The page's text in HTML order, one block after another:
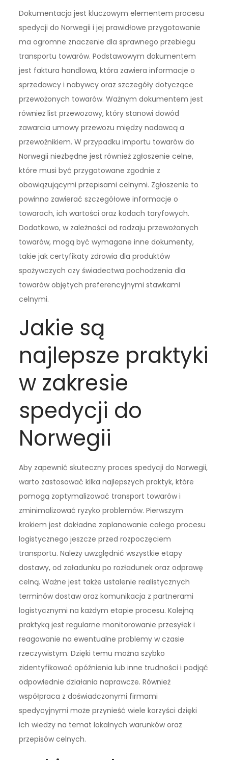
Dokumentacja jest kluczowym elementem procesu
spedycji do Norwegii i jej prawidłowe przygotowanie
ma ogromne znaczenie dla sprawnego przebiegu
transportu towarów. Podstawowym dokumentem
jest faktura handlowa, która zawiera informacje o
sprzedawcy i nabywcy oraz szczegóły dotyczące
przewożonych towarów. Ważnym dokumentem jest
również list przewozowy, który stanowi dowód
zawarcia umowy przewozu między nadawcą a
przewoźnikiem. W przypadku importu towarów do
Norwegii niezbędne jest również zgłoszenie celne,
które musi być przygotowane zgodnie z
obowiązującymi przepisami celnymi. Zgłoszenie to
powinno zawierać szczegółowe informacje o
towarach, ich wartości oraz kodach taryfowych.
Dodatkowo, w zależności od rodzaju przewożonych
towarów, mogą być wymagane inne dokumenty,
takie jak certyfikaty zdrowia dla produktów
spożywczych czy świadectwa pochodzenia dla
towarów objętych preferencyjnymi stawkami
celnymi.
Jakie są
najlepsze praktyki
w zakresie
spedycji do
Norwegii
Aby zapewnić skuteczny proces spedycji do Norwegii,
warto zastosować kilka najlepszych praktyk, które
pomogą zoptymalizować transport towarów i
zminimalizować ryzyko problemów. Pierwszym
krokiem jest dokładne zaplanowanie całego procesu
logistycznego jeszcze przed rozpoczęciem
transportu. Należy uwzględnić wszystkie etapy
dostawy, od załadunku po rozładunek oraz odprawę
celną. Ważne jest także ustalenie realistycznych
terminów dostaw oraz komunikacja z partnerami
logistycznymi na każdym etapie procesu. Kolejną
praktyką jest regularne monitorowanie przesyłek i
reagowanie na ewentualne problemy w czasie
rzeczywistym. Dzięki temu można szybko
zidentyfikować opóźnienia lub inne trudności i podjąć
odpowiednie działania naprawcze. Również
współpraca z doświadczonymi firmami
spedycyjnymi może przynieść wiele korzyści dzięki
ich wiedzy na temat lokalnych warunków oraz
przepisów celnych.